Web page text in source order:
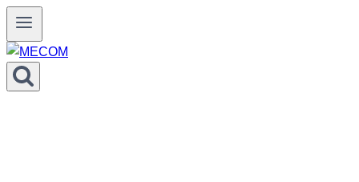
Prejsť
obsah